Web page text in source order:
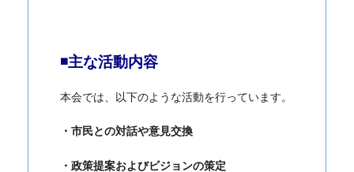
◾️主な活動内容
本会では、以下のような活動を行っています。
・市民との対話や意見交換
・政策提案およびビジョンの策定